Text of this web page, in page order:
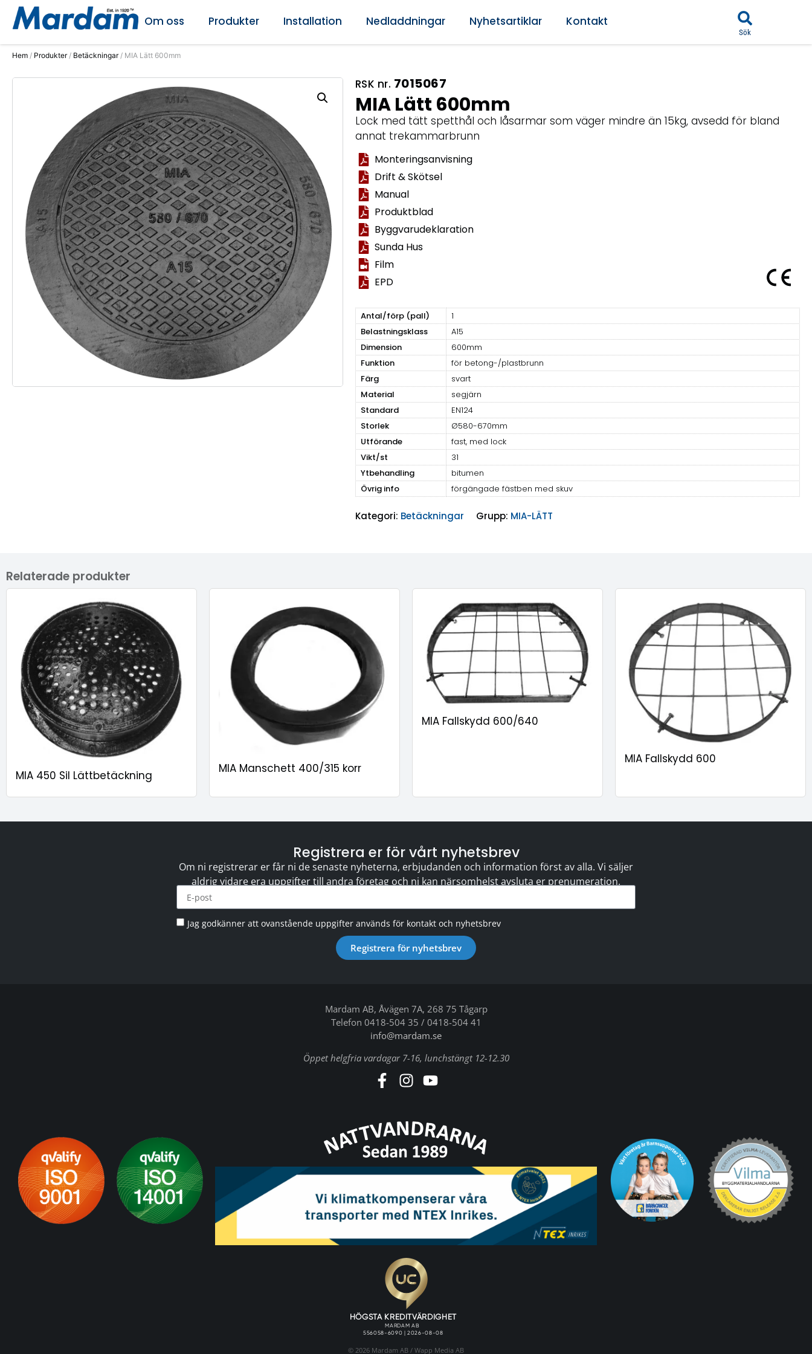
Om oss Produkter Installation Nedladdningar Nyhetsartiklar Kontakt
Sök
Hem / Produkter/ Betäckningar/ MIA Lätt 600mm
RSK nr. 7015067
MIA Lätt 600mm
Lock med tätt spetthål och låsarmar som väger mindre än 15kg, avsedd för bland
annat trekammarbrunn
Monteringsanvisning
Drift & Skötsel
Manual
Produktblad
Byggvarudeklaration
Sunda Hus
Film
EPD
Antal/förp (pall)
1
Belastningsklass
A15
Dimension
600mm
Funktion
för betong-/plastbrunn
Färg
svart
Material
segjärn
Standard
EN124
Storlek
Ø580-670mm
Utförande
fast, med lock
Vikt/st
31
Ytbehandling
bitumen
Övrig info
förgängade fästben med skuv
Kategori: Betäckningar Grupp: MIA-LÄTT
Relaterade produkter
MIA 450 Sil Lättbetäckning MIA Manschett 400/315 korr
MIA Fallskydd 600/640
MIA Fallskydd 600
Registrera er för vårt nyhetsbrev
Om ni registrerar er får ni de senaste nyheterna, erbjudanden och information först av alla. Vi säljer
aldrig vidare era uppgifter till andra företag och ni kan närsomhelst avsluta er prenumeration.
Jag godkänner att ovanstående uppgifter används för kontakt och nyhetsbrev
Registrera för nyhetsbrev
Mardam AB, Åvägen 7A, 268 75 Tågarp
Telefon 0418-504 35 / 0418-504 41
info@mardam.se
Öppet helgfria vardagar 7-16, lunchstängt 12-12.30
© 2026 Mardam AB / Wapp Media AB